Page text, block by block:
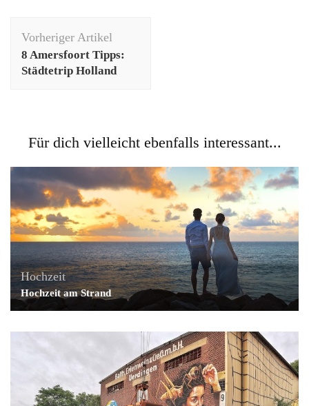
Vorheriger Artikel
8 Amersfoort Tipps:
Städtetrip Holland
Für dich vielleicht ebenfalls interessant...
Hochzeit
Hochzeit am Strand